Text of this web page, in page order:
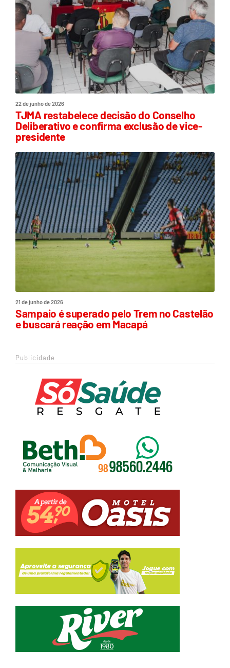
22 de junho de 2026
TJMA restabelece decisão do Conselho
Deliberativo e confirma exclusão de vice-
presidente
21 de junho de 2026
Sampaio é superado pelo Trem no Castelão
e buscará reação em Macapá
Publicidade